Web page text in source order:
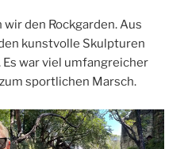
den Rockgarden. Aus
kunstvolle Skulpturen
war viel umfangreicher
sportlichen Marsch.